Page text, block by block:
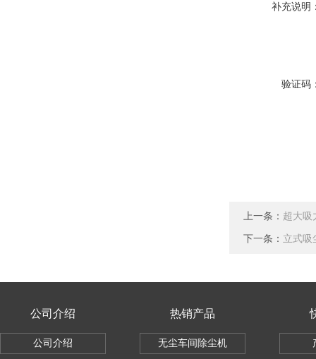
补充说明
验证码
上一条： 超大吸
下一条： 立式吸
公司介绍
公司介绍
热销产品
无尘车间除尘机